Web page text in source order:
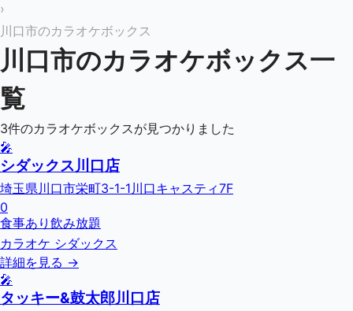
›
川口市のカラオケボックス
川口市のカラオケボックス一
覧
3件のカラオケボックスが見つかりました
🎤
シダックス川口店
埼玉県川口市栄町3-1-1川口キャスティ7F
0
食事あり 飲み放題
カラオケ シダックス
詳細を見る →
🎤
タッキー&鼓太郎川口店